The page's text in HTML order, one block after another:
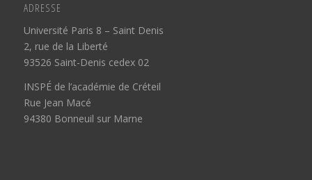
ADRESSE
Université Paris 8 – Saint Denis
2, rue de la Liberté
93526 Saint-Denis cedex 02
INSPÉ de l’académie de Créteil
Rue Jean Macé
94380 Bonneuil sur Marne